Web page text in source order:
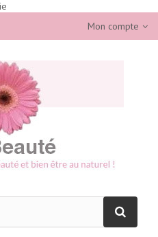
Mon compte